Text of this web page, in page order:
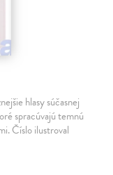
hlasy súčasnej
spracúvajú temnú
Číslo ilustroval